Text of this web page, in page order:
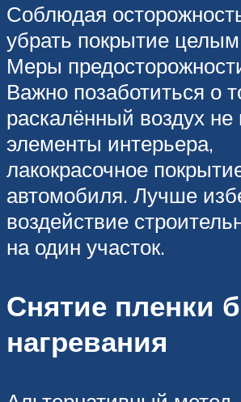
Соблюдая
убрать покрытие целым
Меры
Важно позаботиться о
раскалённый воздух
элементы интерьера,
лакокрасочное
автомобиля. Лучше
воздействие
на один участок.
Снятие пленки
нагревания